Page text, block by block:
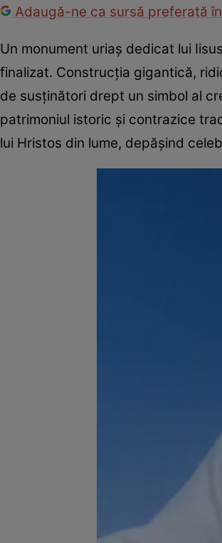
Adaugă-ne ca sursă preferată
Un monument uriaș dedicat lui
finalizat. Construcția gigantică,
de susținători drept un simbol al
patrimoniul istoric și contrazice
lui Hristos din lume, depășind